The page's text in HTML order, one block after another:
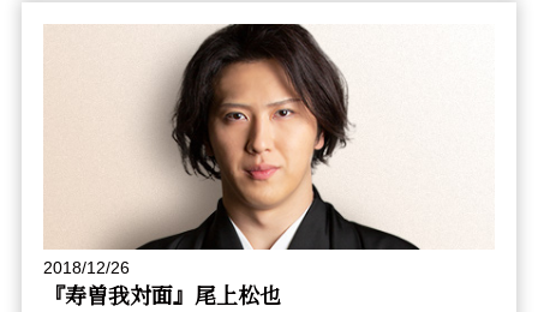
2018/12/26
『寿曽我対面』尾上松也